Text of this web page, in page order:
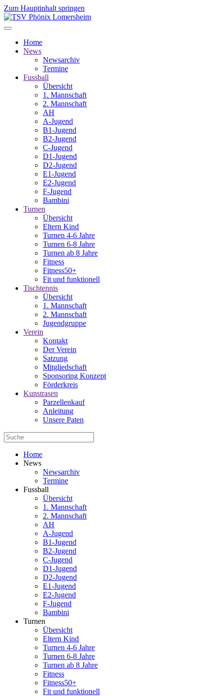
Zum Hauptinhalt springen
Home
News
Newsarchiv
Termine
Fussball
Übersicht
1. Mannschaft
2. Mannschaft
AH
A-Jugend
B1-Jugend
B2-Jugend
C-Jugend
D1-Jugend
D2-Jugend
E1-Jugend
E2-Jugend
F-Jugend
Bambini
Turnen
Übersicht
Eltern Kind
Turnen 4-6 Jahre
Turnen 6-8 Jahre
Turnen ab 8 Jahre
Fitness
Fitness50+
Fit und funktionell
Tischtennis
Übersicht
1. Mannschaft
2. Mannschaft
Jugendgruppe
Verein
Kontakt
Der Verein
Satzung
Mitgliedschaft
Sponsoring Konzept
Förderkreis
Kunstrasen
Parzellenkauf
Anleitung
Unsere Paten
Home
News
Newsarchiv
Termine
Fussball
Übersicht
1. Mannschaft
2. Mannschaft
AH
A-Jugend
B1-Jugend
B2-Jugend
C-Jugend
D1-Jugend
D2-Jugend
E1-Jugend
E2-Jugend
F-Jugend
Bambini
Turnen
Übersicht
Eltern Kind
Turnen 4-6 Jahre
Turnen 6-8 Jahre
Turnen ab 8 Jahre
Fitness
Fitness50+
Fit und funktionell